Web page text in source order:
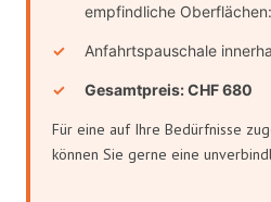
empfindliche
Anfahrtspauschale
Gesamtpreis: CHF 680
Für eine auf Ihre Bedürfnisse
können Sie gerne eine